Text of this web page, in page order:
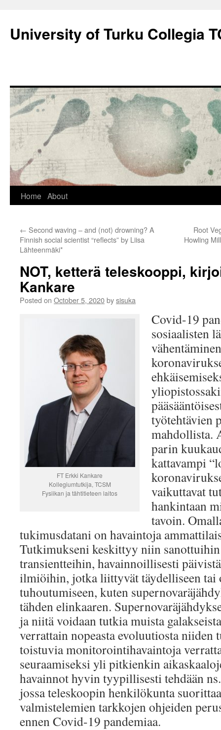
content
University of Turku Collegia
Home About
← Second waving – and (not) drowning? A
Finnish social scientist “reflects” by Liisa
Lähteenmäki*
Root
Howling
NOT, ketterä teleskooppi,
Kankare
Posted on October 5, 2020bysisuka
FT Erkki Kankare
Kollegiumtutkija, TCSM
Fysiikan ja tähtitieteen laitos
Covid-19
sosiaalisten
työtehtävien
mahdollista.
parin
kattavampi
vaikuttavat
hankintaan
tavoin.
tukimusdatani on havaintoja
Tutkimukseni keskittyy niin
transientteihin, havainnoillisesti
ilmiöihin, jotka liittyvät täydelliseen tai
tuhoutumiseen, kuten
tähden elinkaaren.
ja niitä voidaan tutkia muista
verrattain nopeasta evoluutiosta niiden
toistuvia monitorointihavaintoja
seuraamiseksi yli pitkienkin
havainnot hyvin tyypillisesti tehdään
jossa teleskoopin henkilökunta
valmistelemien tarkkojen ohjeiden
ennen Covid-19 pandemiaa.